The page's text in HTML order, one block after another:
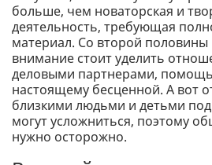
больше, чем новаторская и
деятельность, требующая
материал. Со второй
внимание стоит уделить
деловыми партнерами,
настоящему бесценной. А вот
близкими людьми и детьми
могут усложниться, поэтому
нужно осторожно.